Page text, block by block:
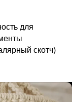
для
скотч)